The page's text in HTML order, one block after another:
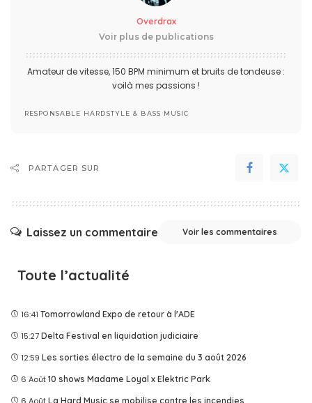
Overdrax
Voir plus de publications
Amateur de vitesse, 150 BPM minimum et bruits de tondeuse :
voilà mes passions !
RESPONSABLE HARDSTYLE & BASS MUSIC
PARTAGER SUR
Laissez un commentaire Voir les commentaires
Toute l’actualité
16:41 Tomorrowland Expo de retour à l'ADE
15:27 Delta Festival en liquidation judiciaire
12:59 Les sorties électro de la semaine du 3 août 2026
6 Août 10 shows Madame Loyal x Elektric Park
6 Août La Hard Music se mobilise contre les incendies